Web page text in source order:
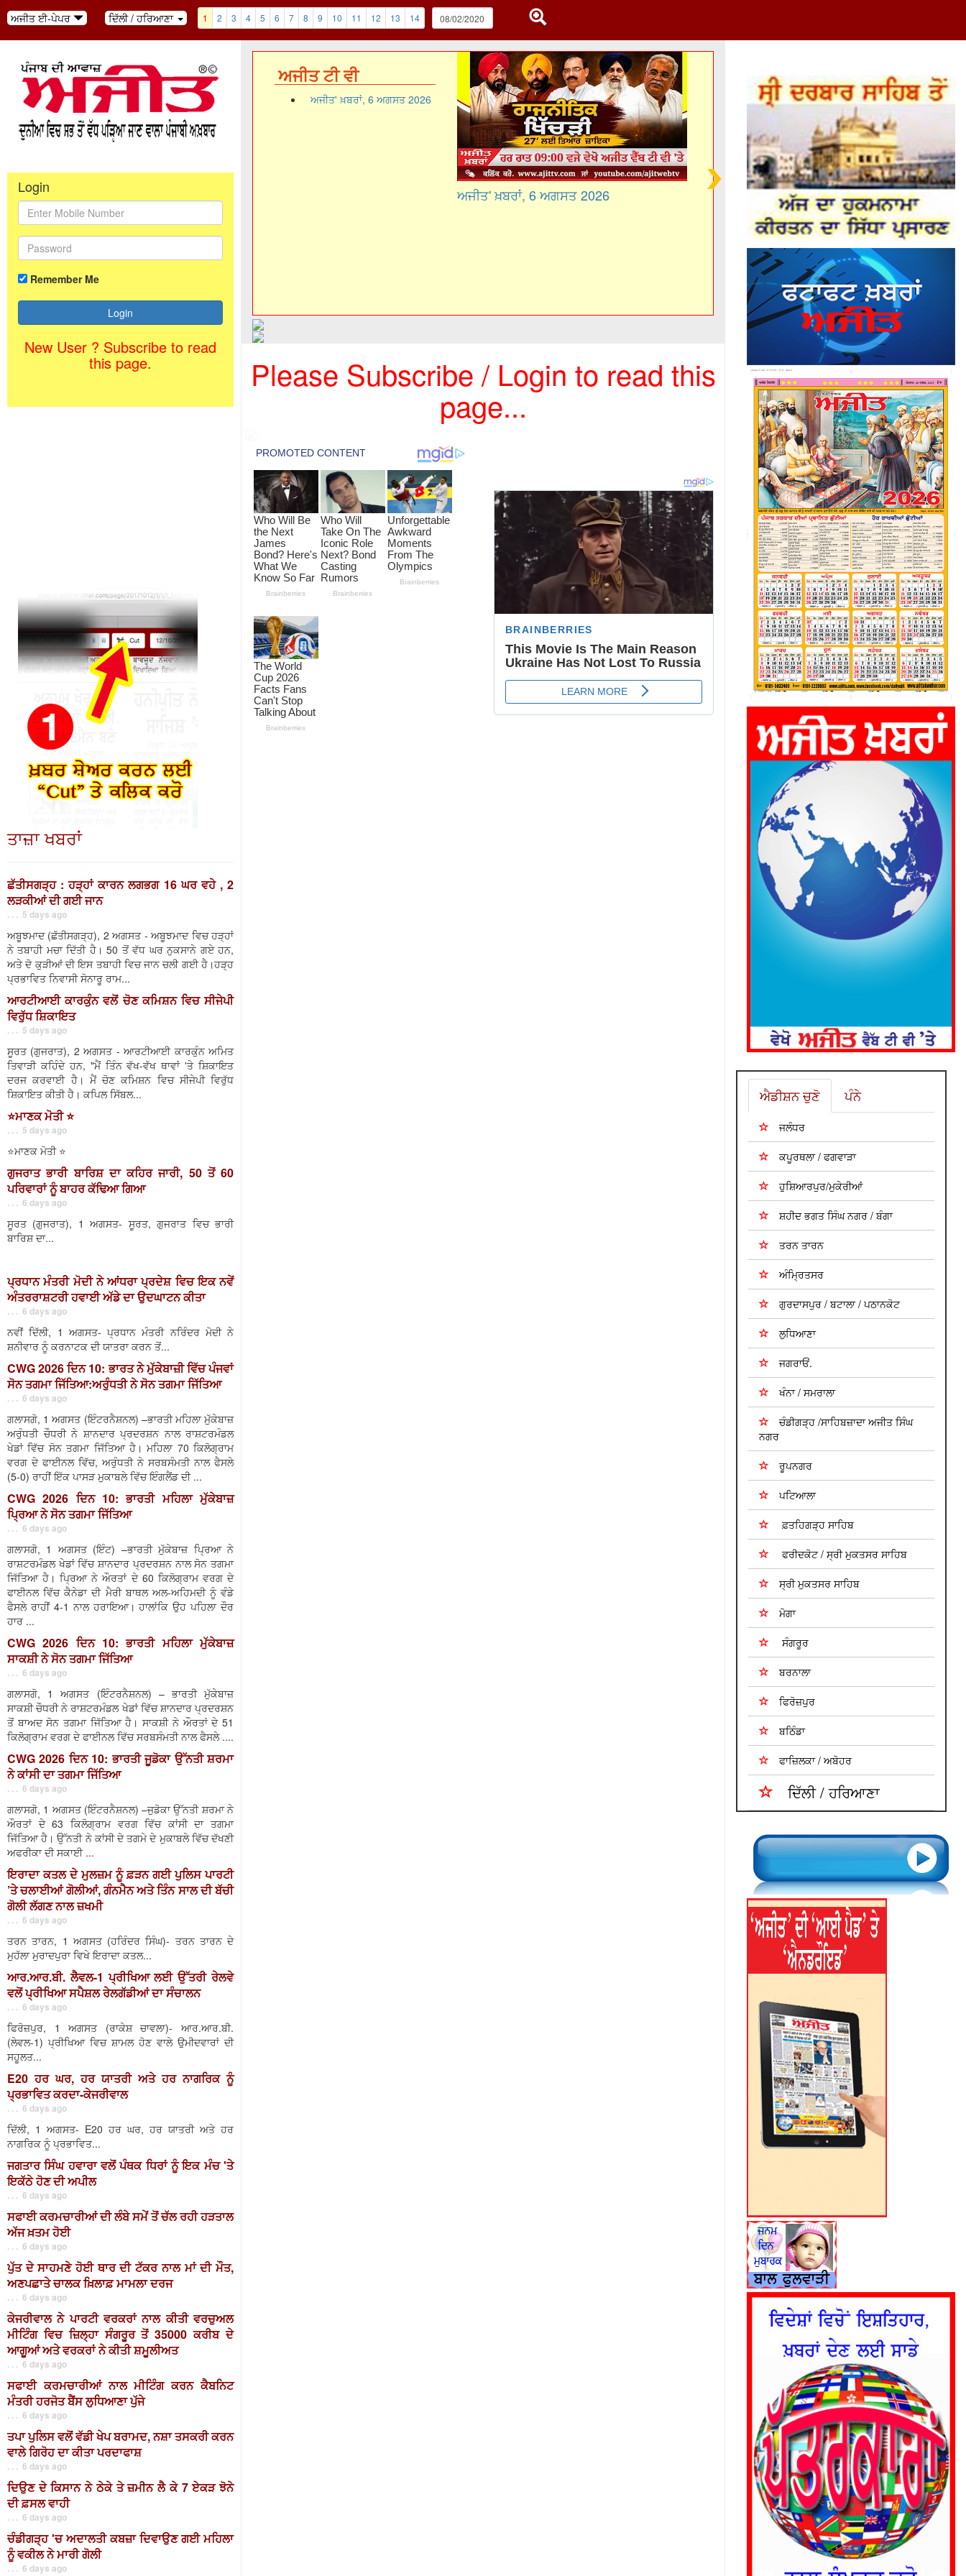
ਅਜੀਤ ਈ-ਪੇਪਰ ਦਿੱਲੀ / ਹਰਿਆਣਾ 1 2 3 4 5 6 7 8 9 10 11 12 13 14
Login
Remember Me
New User ? Subscribe to read
this page.
ਤਾਜ਼ਾ ਖਬਰਾਂ
ਛੱਤੀਸਗੜ੍ਹ : ਹੜ੍ਹਾਂ ਕਾਰਨ ਲਗਭਗ 16 ਘਰ ਵਹੇ , 2
ਲੜਕੀਆਂ ਦੀ ਗਈ ਜਾਨ
. . . 5 days ago
ਅਬੂਝਮਾਦ (ਛੱਤੀਸਗੜ੍ਹ), 2 ਅਗਸਤ - ਅਬੂਝਮਾਦ ਵਿਚ ਹੜ੍ਹਾਂ
ਨੇ ਤਬਾਹੀ ਮਚਾ ਦਿੱਤੀ ਹੈ। 50 ਤੋਂ ਵੱਧ ਘਰ ਨੁਕਸਾਨੇ ਗਏ ਹਨ,
ਅਤੇ ਦੋ ਕੁੜੀਆਂ ਦੀ ਇਸ ਤਬਾਹੀ ਵਿਚ ਜਾਨ ਚਲੀ ਗਈ ਹੈ।ਹੜ੍ਹ
ਪ੍ਰਭਾਵਿਤ ਨਿਵਾਸੀ ਸੋਨਾਰੂ ਰਾਮ...
ਆਰਟੀਆਈ ਕਾਰਕੁੰਨ ਵਲੋਂ ਚੋਣ ਕਮਿਸ਼ਨ ਵਿਚ ਸੀਜੇਪੀ
ਵਿਰੁੱਧ ਸ਼ਿਕਾਇਤ
. . . 5 days ago
ਸੂਰਤ (ਗੁਜਰਾਤ), 2 ਅਗਸਤ - ਆਰਟੀਆਈ ਕਾਰਕੁੰਨ ਅਮਿਤ
ਤਿਵਾੜੀ ਕਹਿੰਦੇ ਹਨ, "ਮੈਂ ਤਿੰਨ ਵੱਖ-ਵੱਖ ਥਾਵਾਂ 'ਤੇ ਸ਼ਿਕਾਇਤ
ਦਰਜ ਕਰਵਾਈ ਹੈ। ਮੈਂ ਚੋਣ ਕਮਿਸ਼ਨ ਵਿਚ ਸੀਜੇਪੀ ਵਿਰੁੱਧ
ਸ਼ਿਕਾਇਤ ਕੀਤੀ ਹੈ। ਕਪਿਲ ਸਿੱਬਲ...
⭐️ਮਾਣਕ ਮੋਤੀ ⭐️
. . . 5 days ago
⭐️ਮਾਣਕ ਮੋਤੀ ⭐️
ਗੁਜਰਾਤ ਭਾਰੀ ਬਾਰਿਸ਼ ਦਾ ਕਹਿਰ ਜਾਰੀ, 50 ਤੋਂ 60
ਪਰਿਵਾਰਾਂ ਨੂੰ ਬਾਹਰ ਕੱਢਿਆ ਗਿਆ
. . . 6 days ago
ਸੂਰਤ (ਗੁਜਰਾਤ), 1 ਅਗਸਤ- ਸੂਰਤ, ਗੁਜਰਾਤ ਵਿਚ ਭਾਰੀ
ਬਾਰਿਸ਼ ਦਾ...
ਪ੍ਰਧਾਨ ਮੰਤਰੀ ਮੋਦੀ ਨੇ ਆਂਧਰਾ ਪ੍ਰਦੇਸ਼ ਵਿਚ ਇਕ ਨਵੇਂ
ਅੰਤਰਰਾਸ਼ਟਰੀ ਹਵਾਈ ਅੱਡੇ ਦਾ ਉਦਘਾਟਨ ਕੀਤਾ
. . . 6 days ago
ਨਵੀਂ ਦਿੱਲੀ, 1 ਅਗਸਤ- ਪ੍ਰਧਾਨ ਮੰਤਰੀ ਨਰਿੰਦਰ ਮੋਦੀ ਨੇ
ਸ਼ਨੀਵਾਰ ਨੂੰ ਕਰਨਾਟਕ ਦੀ ਯਾਤਰਾ ਕਰਨ ਤੋਂ...
CWG 2026 ਦਿਨ 10: ਭਾਰਤ ਨੇ ਮੁੱਕੇਬਾਜ਼ੀ ਵਿੱਚ ਪੰਜਵਾਂ
ਸੋਨ ਤਗਮਾ ਜਿੱਤਿਆ:ਅਰੁੰਧਤੀ ਨੇ ਸੋਨ ਤਗਮਾ ਜਿੱਤਿਆ
. . . 6 days ago
ਗਲਾਸਗੋ, 1 ਅਗਸਤ (ਇੰਟਰਨੈਸ਼ਨਲ) –ਭਾਰਤੀ ਮਹਿਲਾ ਮੁੱਕੇਬਾਜ਼
ਅਰੁੰਧਤੀ ਚੌਧਰੀ ਨੇ ਸ਼ਾਨਦਾਰ ਪ੍ਰਦਰਸ਼ਨ ਨਾਲ ਰਾਸ਼ਟਰਮੰਡਲ
ਖੇਡਾਂ ਵਿੱਚ ਸੋਨ ਤਗਮਾ ਜਿੱਤਿਆ ਹੈ। ਮਹਿਲਾ 70 ਕਿਲੋਗ੍ਰਾਮ
ਵਰਗ ਦੇ ਫਾਈਨਲ ਵਿੱਚ, ਅਰੁੰਧਤੀ ਨੇ ਸਰਬਸੰਮਤੀ ਨਾਲ ਫੈਸਲੇ
(5-0) ਰਾਹੀਂ ਇੱਕ ਪਾਸੜ ਮੁਕਾਬਲੇ ਵਿੱਚ ਇੰਗਲੈਂਡ ਦੀ ...
CWG 2026 ਦਿਨ 10: ਭਾਰਤੀ ਮਹਿਲਾ ਮੁੱਕੇਬਾਜ਼
ਪ੍ਰਿਆ ਨੇ ਸੋਨ ਤਗਮਾ ਜਿੱਤਿਆ
. . . 6 days ago
ਗਲਾਸਗੋ, 1 ਅਗਸਤ (ਇੰਟ) –ਭਾਰਤੀ ਮੁੱਕੇਬਾਜ਼ ਪ੍ਰਿਆ ਨੇ
ਰਾਸ਼ਟਰਮੰਡਲ ਖੇਡਾਂ ਵਿੱਚ ਸ਼ਾਨਦਾਰ ਪ੍ਰਦਰਸ਼ਨ ਨਾਲ ਸੋਨ ਤਗਮਾ
ਜਿੱਤਿਆ ਹੈ। ਪ੍ਰਿਆ ਨੇ ਔਰਤਾਂ ਦੇ 60 ਕਿਲੋਗ੍ਰਾਮ ਵਰਗ ਦੇ
ਫਾਈਨਲ ਵਿੱਚ ਕੈਨੇਡਾ ਦੀ ਮੈਰੀ ਬਾਥਲ ਅਲ-ਅਹਿਮਦੀ ਨੂੰ ਵੰਡੇ
ਫੈਸਲੇ ਰਾਹੀਂ 4-1 ਨਾਲ ਹਰਾਇਆ। ਹਾਲਾਂਕਿ ਉਹ ਪਹਿਲਾ ਦੌਰ
ਹਾਰ ...
CWG 2026 ਦਿਨ 10: ਭਾਰਤੀ ਮਹਿਲਾ ਮੁੱਕੇਬਾਜ਼
ਸਾਕਸ਼ੀ ਨੇ ਸੋਨ ਤਗਮਾ ਜਿੱਤਿਆ
. . . 6 days ago
ਗਲਾਸਗੋ, 1 ਅਗਸਤ (ਇੰਟਰਨੈਸ਼ਨਲ) – ਭਾਰਤੀ ਮੁੱਕੇਬਾਜ਼
ਸਾਕਸ਼ੀ ਚੌਧਰੀ ਨੇ ਰਾਸ਼ਟਰਮੰਡਲ ਖੇਡਾਂ ਵਿੱਚ ਸ਼ਾਨਦਾਰ ਪ੍ਰਦਰਸ਼ਨ
ਤੋਂ ਬਾਅਦ ਸੋਨ ਤਗਮਾ ਜਿੱਤਿਆ ਹੈ। ਸਾਕਸ਼ੀ ਨੇ ਔਰਤਾਂ ਦੇ 51
ਕਿਲੋਗ੍ਰਾਮ ਵਰਗ ਦੇ ਫਾਈਨਲ ਵਿੱਚ ਸਰਬਸੰਮਤੀ ਨਾਲ ਫੈਸਲੇ ....
CWG 2026 ਦਿਨ 10: ਭਾਰਤੀ ਜੂਡੋਕਾ ਉੱਨਤੀ ਸ਼ਰਮਾ
ਨੇ ਕਾਂਸੀ ਦਾ ਤਗਮਾ ਜਿੱਤਿਆ
. . . 6 days ago
ਗਲਾਸਗੋ, 1 ਅਗਸਤ (ਇੰਟਰਨੈਸ਼ਨਲ) –ਜੁਡੋਕਾ ਉੱਨਤੀ ਸ਼ਰਮਾ ਨੇ
ਔਰਤਾਂ ਦੇ 63 ਕਿਲੋਗ੍ਰਾਮ ਵਰਗ ਵਿੱਚ ਕਾਂਸੀ ਦਾ ਤਗਮਾ
ਜਿੱਤਿਆ ਹੈ। ਉੱਨਤੀ ਨੇ ਕਾਂਸੀ ਦੇ ਤਗਮੇ ਦੇ ਮੁਕਾਬਲੇ ਵਿੱਚ ਦੱਖਣੀ
ਅਫਰੀਕਾ ਦੀ ਸਕਾਈ ...
ਇਰਾਦਾ ਕਤਲ ਦੇ ਮੁਲਜ਼ਮ ਨੂੰ ਫ਼ੜਨ ਗਈ ਪੁਲਿਸ ਪਾਰਟੀ
’ਤੇ ਚਲਾਈਆਂ ਗੋਲੀਆਂ, ਗੰਨਮੈਨ ਅਤੇ ਤਿੰਨ ਸਾਲ ਦੀ ਬੱਚੀ
ਗੋਲੀ ਲੱਗਣ ਨਾਲ ਜ਼ਖਮੀ
. . . 6 days ago
ਤਰਨ ਤਾਰਨ, 1 ਅਗਸਤ (ਹਰਿੰਦਰ ਸਿੰਘ)- ਤਰਨ ਤਾਰਨ ਦੇ
ਮੁਹੱਲਾ ਮੁਰਾਦਪੁਰਾ ਵਿਖੇ ਇਰਾਦਾ ਕਤਲ...
ਆਰ.ਆਰ.ਬੀ. ਲੈਵਲ-1 ਪ੍ਰੀਖਿਆ ਲਈ ਉੱਤਰੀ ਰੇਲਵੇ
ਵਲੋਂ ਪ੍ਰੀਖਿਆ ਸਪੈਸ਼ਲ ਰੇਲਗੱਡੀਆਂ ਦਾ ਸੰਚਾਲਨ
. . . 6 days ago
ਫਿਰੋਜ਼ਪੁਰ, 1 ਅਗਸਤ (ਰਾਕੇਸ਼ ਚਾਵਲਾ)- ਆਰ.ਆਰ.ਬੀ.
(ਲੇਵਲ-1) ਪ੍ਰੀਖਿਆ ਵਿਚ ਸ਼ਾਮਲ ਹੋਣ ਵਾਲੇ ਉਮੀਦਵਾਰਾਂ ਦੀ
ਸਹੂਲਤ...
E20 ਹਰ ਘਰ, ਹਰ ਯਾਤਰੀ ਅਤੇ ਹਰ ਨਾਗਰਿਕ ਨੂੰ
ਪ੍ਰਭਾਵਿਤ ਕਰਦਾ-ਕੇਜਰੀਵਾਲ
. . . 6 days ago
ਦਿੱਲੀ, 1 ਅਗਸਤ- E20 ਹਰ ਘਰ, ਹਰ ਯਾਤਰੀ ਅਤੇ ਹਰ
ਨਾਗਰਿਕ ਨੂੰ ਪ੍ਰਭਾਵਿਤ...
ਜਗਤਾਰ ਸਿੰਘ ਹਵਾਰਾ ਵਲੋਂ ਪੰਥਕ ਧਿਰਾਂ ਨੂੰ ਇਕ ਮੰਚ 'ਤੇ
ਇਕੱਠੇ ਹੋਣ ਦੀ ਅਪੀਲ
. . . 6 days ago
ਸਫਾਈ ਕਰਮਚਾਰੀਆਂ ਦੀ ਲੰਬੇ ਸਮੇਂ ਤੋਂ ਚੱਲ ਰਹੀ ਹੜਤਾਲ
ਅੱਜ ਖ਼ਤਮ ਹੋਈ
. . . 6 days ago
ਪੁੱਤ ਦੇ ਸਾਹਮਣੇ ਹੋਈ ਥਾਰ ਦੀ ਟੱਕਰ ਨਾਲ ਮਾਂ ਦੀ ਮੌਤ,
ਅਣਪਛਾਤੇ ਚਾਲਕ ਖ਼ਿਲਾਫ਼ ਮਾਮਲਾ ਦਰਜ
. . . 6 days ago
ਕੇਜਰੀਵਾਲ ਨੇ ਪਾਰਟੀ ਵਰਕਰਾਂ ਨਾਲ ਕੀਤੀ ਵਰਚੁਅਲ
ਮੀਟਿੰਗ ਵਿਚ ਜ਼ਿਲ੍ਹਾ ਸੰਗਰੂਰ ਤੋਂ 35000 ਕਰੀਬ ਦੇ
ਆਗੂਆਂ ਅਤੇ ਵਰਕਰਾਂ ਨੇ ਕੀਤੀ ਸ਼ਮੂਲੀਅਤ
. . . 6 days ago
ਸਫਾਈ ਕਰਮਚਾਰੀਆਂ ਨਾਲ ਮੀਟਿੰਗ ਕਰਨ ਕੈਬਨਿਟ
ਮੰਤਰੀ ਹਰਜੋਤ ਬੈਂਸ ਲੁਧਿਆਣਾ ਪੁੱਜੇ
. . . 6 days ago
ਤਪਾ ਪੁਲਿਸ ਵਲੋਂ ਵੱਡੀ ਖੇਪ ਬਰਾਮਦ, ਨਸ਼ਾ ਤਸਕਰੀ ਕਰਨ
ਵਾਲੇ ਗਿਰੋਹ ਦਾ ਕੀਤਾ ਪਰਦਾਫਾਸ਼
. . . 6 days ago
ਦਿਉਣ ਦੇ ਕਿਸਾਨ ਨੇ ਠੇਕੇ ਤੇ ਜ਼ਮੀਨ ਲੈ ਕੇ 7 ਏਕੜ ਝੋਨੇ
ਦੀ ਫ਼ਸਲ ਵਾਹੀ
. . . 6 days ago
ਚੰਡੀਗੜ੍ਹ 'ਚ ਅਦਾਲਤੀ ਕਬਜ਼ਾ ਦਿਵਾਉਣ ਗਈ ਮਹਿਲਾ
ਨੂੰ ਵਕੀਲ ਨੇ ਮਾਰੀ ਗੋਲੀ
. . . 6 days ago
ਅਜੀਤ ਟੀ ਵੀ
ਅਜੀਤ' ਖ਼ਬਰਾਂ, 6 ਅਗਸਤ 2026
ਅਜੀਤ' ਖ਼ਬਰਾਂ, 6 ਅਗਸਤ 2026
Please Subscribe / Login to read this
page...
ਐਡੀਸ਼ਨ ਚੁਣੋ ਪੰਨੇ
ਜਲੰਧਰ
ਕਪੂਰਥਲਾ / ਫਗਵਾੜਾ
ਹੁਸ਼ਿਆਰਪੁਰ/ਮੁਕੇਰੀਆਂ
ਸ਼ਹੀਦ ਭਗਤ ਸਿੰਘ ਨਗਰ / ਬੰਗਾ
ਤਰਨ ਤਾਰਨ
ਅੰਮ੍ਰਿਤਸਰ
ਗੁਰਦਾਸਪੁਰ / ਬਟਾਲਾ / ਪਠਾਨਕੋਟ
ਲੁਧਿਆਣਾ
ਜਗਰਾਓਂ.
ਖੰਨਾ / ਸਮਰਾਲਾ
ਚੰਡੀਗੜ੍ਹ /ਸਾਹਿਬਜ਼ਾਦਾ ਅਜੀਤ ਸਿੰਘ
ਨਗਰ
ਰੂਪਨਗਰ
ਪਟਿਆਲਾ
ਫ਼ਤਹਿਗੜ੍ਹ ਸਾਹਿਬ
ਫਰੀਦਕੋਟ / ਸ੍ਰੀ ਮੁਕਤਸਰ ਸਾਹਿਬ
ਸ੍ਰੀ ਮੁਕਤਸਰ ਸਾਹਿਬ
ਮੋਗਾ
ਸੰਗਰੂਰ
ਬਰਨਾਲਾ
ਫਿਰੋਜ਼ਪੁਰ
ਬਠਿੰਡਾ
ਫਾਜ਼ਿਲਕਾ / ਅਬੋਹਰ
ਦਿੱਲੀ / ਹਰਿਆਣਾ